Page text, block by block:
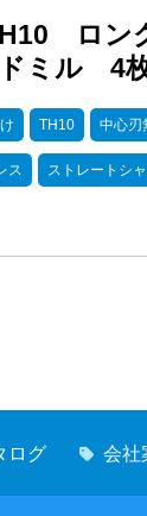
ロン
ミル 4
TH10 中心刃
ス ストレートシ
ログ 会社